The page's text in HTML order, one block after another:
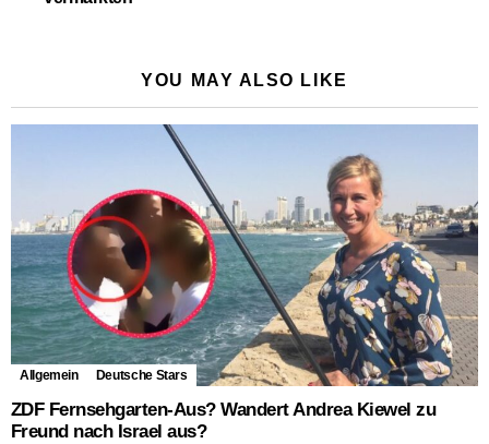
YOU MAY ALSO LIKE
Allgemein Deutsche Stars
ZDF Fernsehgarten-Aus? Wandert Andrea Kiewel zu
Freund nach Israel aus?